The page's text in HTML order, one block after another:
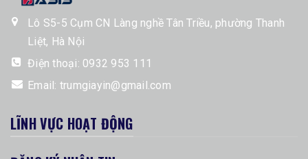
Lô S5-5 Cụm CN Làng nghề Tân Triều, phường Thanh
Liệt, Hà Nội
Điện thoại: 0932 953 111
Email: trumgiayin@gmail.com
LĨNH VỰC HOẠT ĐỘNG